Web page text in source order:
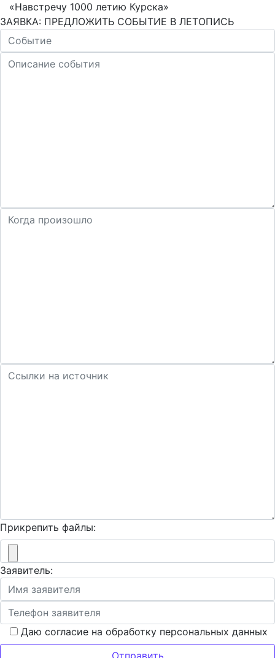
«Навстречу 1000 летию Курска»
ЗАЯВКА: ПРЕДЛОЖИТЬ СОБЫТИЕ В ЛЕТОПИСЬ
Прикрепить файлы:
Заявитель:
Даю согласие на обработку персональных данных